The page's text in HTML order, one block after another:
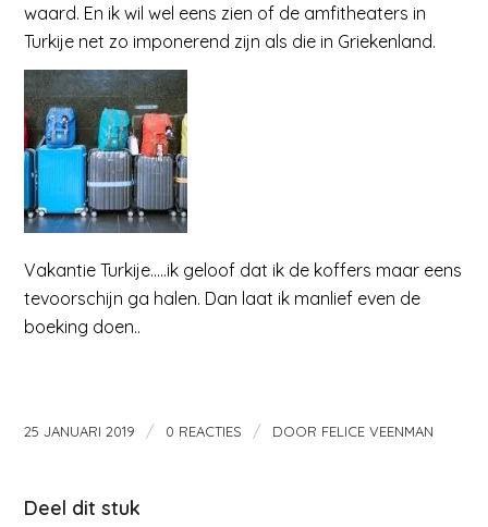
waard. En ik wil wel eens zien of de amfitheaters in
Turkije net zo imponerend zijn als die in Griekenland.
Vakantie Turkije…..ik geloof dat ik de koffers maar eens
tevoorschijn ga halen. Dan laat ik manlief even de
boeking doen..
25 JANUARI 2019 / 0 REACTIES / DOOR FELICE VEENMAN
Deel dit stuk